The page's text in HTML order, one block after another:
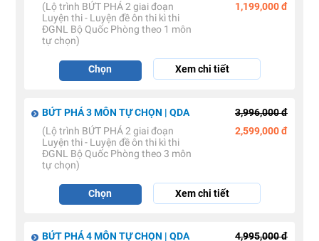
(Lộ trình BỨT PHÁ 2 giai đoạn
Luyện thi - Luyện đề ôn thi kì thi
ĐGNL Bộ Quốc Phòng theo 1 môn
tự chọn)
1,199,000 đ
Chọn Xem chi tiết
BỨT PHÁ 3 MÔN TỰ CHỌN | QDA
(Lộ trình BỨT PHÁ 2 giai đoạn
Luyện thi - Luyện đề ôn thi kì thi
ĐGNL Bộ Quốc Phòng theo 3 môn
tự chọn)
3,996,000 đ
2,599,000 đ
Chọn Xem chi tiết
BỨT PHÁ 4 MÔN TỰ CHỌN | QDA
4,995,000 đ